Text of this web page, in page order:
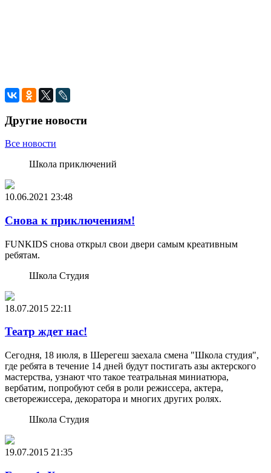
Другие новости
Все новости
Школа приключений
10.06.2021 23:48
Снова к приключениям!
FUNKIDS снова открыл свои двери самым креативным
ребятам.
Школа Студия
18.07.2015 22:11
Театр ждет нас!
Сегодня, 18 июля, в Шерегеш заехала смена "Школа студия",
где ребята в течение 14 дней будут постигать азы актерского
мастерства, узнают что такое театральная миниатюра,
вербатим, попробуют себя в роли режиссера, актера,
светорежиссера, декоратора и многих других ролях.
Школа Студия
19.07.2015 21:35